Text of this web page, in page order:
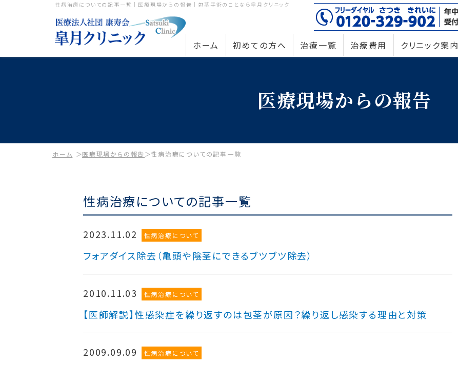
性病治療についての記事一覧｜医療現場からの報告｜包茎手術のことなら皐月クリニック
ホーム 初めての方へ 治療一覧 治療費用 クリニック案内
医療現場からの報告
ホーム 医療現場からの報告 性病治療についての記事一覧
性病治療についての記事一覧
2023.11.02 性病治療について
フォアダイス除去（亀頭や陰茎にできるブツブツ除去）
2010.11.03 性病治療について
【医師解説】性感染症を繰り返すのは包茎が原因？繰り返し感染する理由と対策
2009.09.09 性病治療について